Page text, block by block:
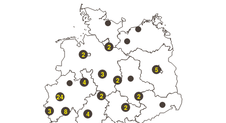
2
2
5
2
2
2
3
4
8
3
24
2
4